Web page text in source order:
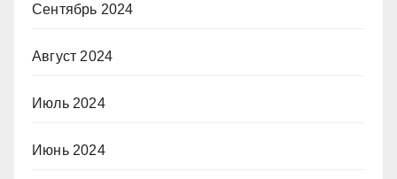
Сентябрь 2024
Август 2024
Июль 2024
Июнь 2024